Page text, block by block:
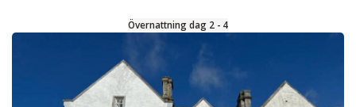
Övernattning dag 2 - 4